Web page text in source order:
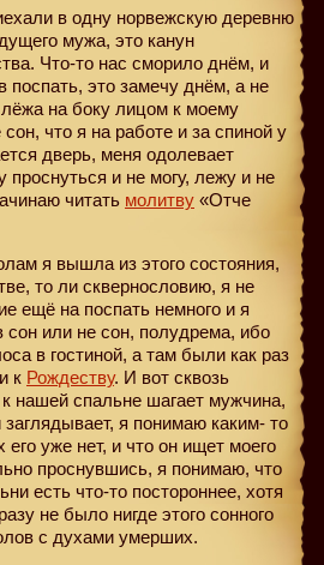
в одну норвежскую деревню
мужа, это канун
Что-то нас сморило днём, и
это замечу днём, а не
на боку лицом к моему
что я на работе и за спиной у
дверь, меня одолевает
и не могу, лежу и не
читать молитву «Отче
я вышла из этого состояния,
то ли сквернословию, я не
ещё на поспать немного и я
сон или не сон, полудрема, ибо
в гостиной, а там были как раз
к Рождеству. И вот сквозь
нашей спальне шагает мужчина,
я понимаю каким- то
уже нет, и что он ищет моего
проснувшись, я понимаю, что
есть что-то постороннее, хотя
не было нигде этого сонного
с духами умерших.